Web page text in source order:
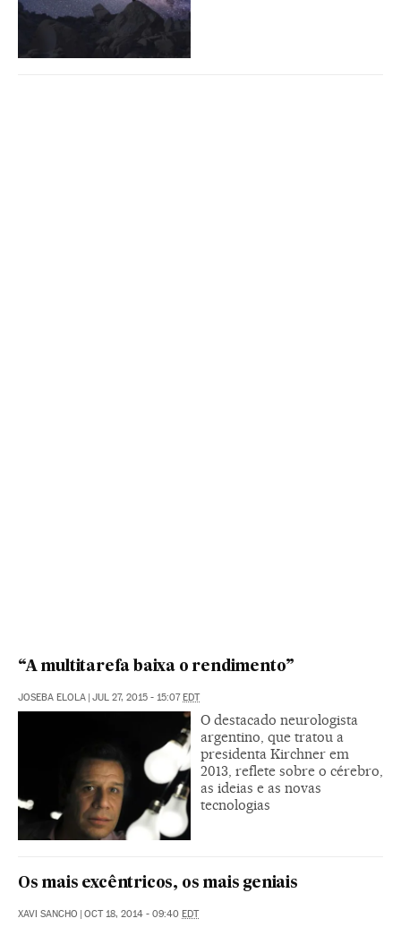
“A multitarefa baixa o rendimento”
JOSEBA ELOLA | JUL 27, 2015 - 15:07EDT
O destacado neurologista
argentino, que tratou a
presidenta Kirchner em
2013, reflete sobre o cérebro,
as ideias e as novas
tecnologias
Os mais excêntricos, os mais geniais
XAVI SANCHO OCT 18, 2014 - 09:40 EDT